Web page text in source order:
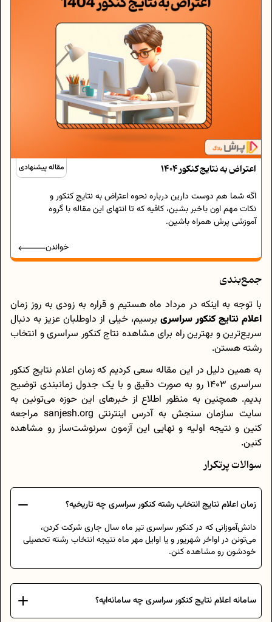
مقاله پیشنهادی اعتراض به نتایج کنکور 1404
اگه شما هم دوست دارین درباره نحوه اعتراض به نتایج کنکور و
نکات مهم اون باخبر بشین، کافیه که تا انتهای این مقاله با گروه
آموزشی پرش همراه باشین.
خواندن
جمع‌بندی
با توجه به اینکه در مرداد ماه هستیم و قراره به زودی به روز زمان
اعلام نتایج کنکور سراسری برسیم، خیلی از داوطلبان عزیز به دنبال
سریع‌ترین و بهترین راه برای مشاهده نتاج کنکور سراسری و انتخاب
رشته هستن.
به همین دلیل در این مقاله سعی کردیم که زمان اعلام نتایج کنکور
سراسری 1403 رو به صورت دقیق و با یک جدول زمانبندی توضیح
بدیم. همچنین به منظور اطلاع از خبرهای این حوزه می‌تونین به
سایت سازمان سنجش به آدرس اینترنتی sanjesh.org مراجعه
کنین و نتیجه اولیه و نهایی این آزمون سرنوشت‌ساز رو مشاهده
کنین.
سوالات پرتکرار
زمان اعلام نتایج انتخاب رشته کنکور سراسری چه تاریخیه؟
دانش‌آموزانی که در کنکور سراسری تیر ماه سال جاری شرکت کردن،
می‌تونن در اواخر شهریور و یا اوایل مهر ماه نتیجه انتخاب رشته تحصیلی
خودشون رو مشاهده کنن.
سامانه اعلام نتایج کنکور سراسری چه سامانه‌ایه؟